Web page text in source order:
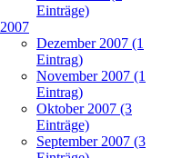
Einträge)
2007
Dezember 2007 (1
Eintrag)
November 2007 (1
Eintrag)
Oktober 2007 (3
Einträge)
September 2007 (3